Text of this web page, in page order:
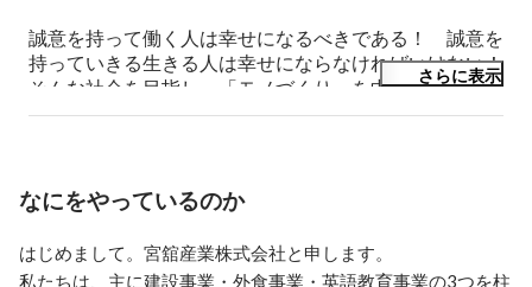
誠意を持って働く人は幸せになるべきである！　誠意を
持っていきる生きる人は幸せにならなければいけない！
そんな社会を目指し、「モノづくり」を中心とした　人
が輝く企業を本気で築く50歳
贈り手も相手も　係わる人全てが笑顔になれる仕事をし
さらに表示
なにをやっているのか
はじめまして。宮舘産業株式会社と申します。
私たちは、主に建設事業・外食事業・英語教育事業の3つを柱